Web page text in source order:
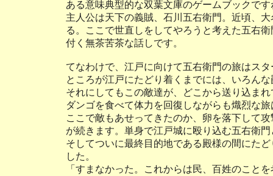
ある意味典型的な双葉文庫のゲームブックで
主人公は天下の義賊、石川五右衛門。近頃、
る。ここで世直しをしてやろうと考えた五右
付く無茶苦茶な話しです。
てなわけで、江戸に向けて五右衛門の旅はス
ところが江戸にたどり着くまでには、いろん
それにしてもこの敵達が、どこから送り込ま
ダンゴを食べて体力を回復しながらも熾烈な
ここで敵もあせってきたのか、卵を落下して
が続きます。単身で江戸城に殴り込む五右衛
そしてついに最終目的地である殿様の間にた
した。
「すまなかった。これからは民、百姓のこと